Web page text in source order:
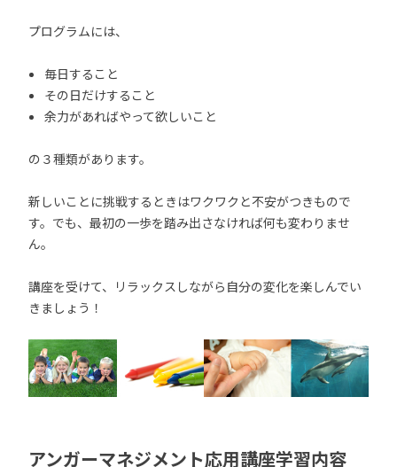
プログラムには、
毎日すること
その日だけすること
余力があればやって欲しいこと
の３種類があります。
新しいことに挑戦するときはワクワクと不安がつきもので
す。でも、最初の一歩を踏み出さなければ何も変わりませ
ん。
講座を受けて、リラックスしながら自分の変化を楽しんでい
きましょう！
アンガーマネジメント応用講座学習内容